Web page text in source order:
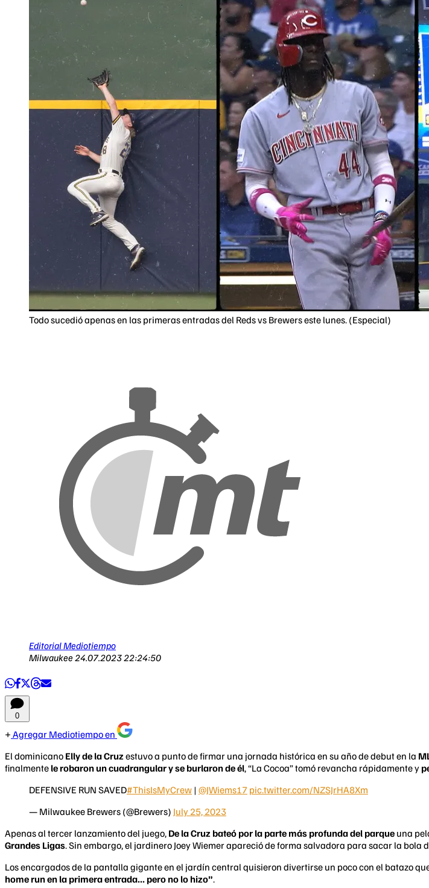
Todo sucedió apenas en las primeras entradas del Reds vs Brewers este lunes. (Especial)
Editorial Mediotiempo
Milwaukee 24.07.2023 22:24:50
0
Agregar Mediotiempo en
El dominicano Elly de la Cruz estuvo a punto de firmar una jornada histórica en su año de debut en la
finalmente le robaron un cuadrangular y se burlaron de él, “La Cocoa” tomó revancha rápidamente y
DEFENSIVE RUN SAVED#ThisIsMyCrew | @JWiems17 pic.twitter.com/NZSJrHA8Xm
— Milwaukee Brewers (@Brewers) July 25, 2023
Apenas al tercer lanzamiento del juego, De la Cruz bateó por la parte más profunda del parque una
Grandes Ligas. Sin embargo, el jardinero Joey Wiemer apareció de forma salvadora para sacar la
Los encargados de la pantalla gigante en el jardín central quisieron divertirse un poco con el batazo
home run en la primera entrada... pero no lo hizo”.